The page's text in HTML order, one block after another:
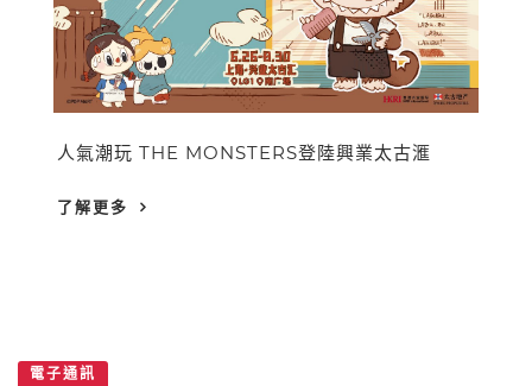
人氣潮玩 THE MONSTERS登陸興業太古滙
了解更多
電子通訊